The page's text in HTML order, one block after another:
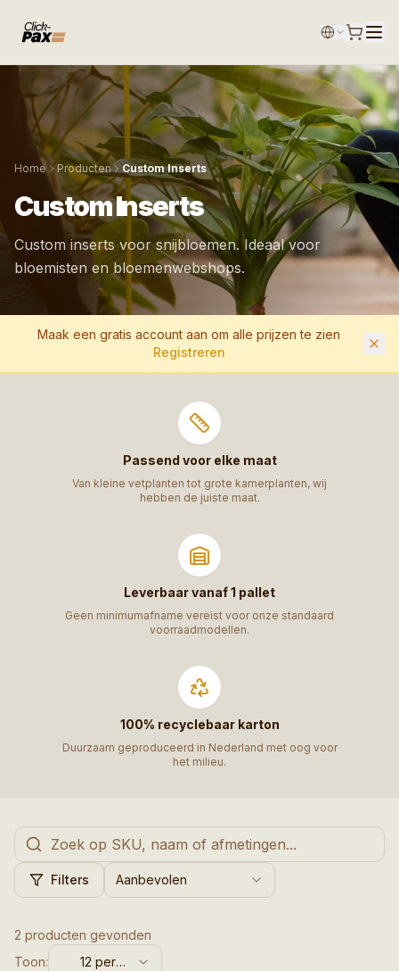
Home Producten Custom Inserts
Custom Inserts
Custom inserts voor snijbloemen. Ideaal voor
bloemisten en bloemenwebshops.
Maak een gratis account aan om alle prijzen te zien
Registreren
Passend voor elke maat
Van kleine vetplanten tot grote kamerplanten, wij
hebben de juiste maat.
Leverbaar vanaf 1 pallet
Geen minimumafname vereist voor onze standaard
voorraadmodellen.
100% recyclebaar karton
Duurzaam geproduceerd in Nederland met oog voor
het milieu.
Filters Aanbevolen
2 producten gevonden
Toon:
12per